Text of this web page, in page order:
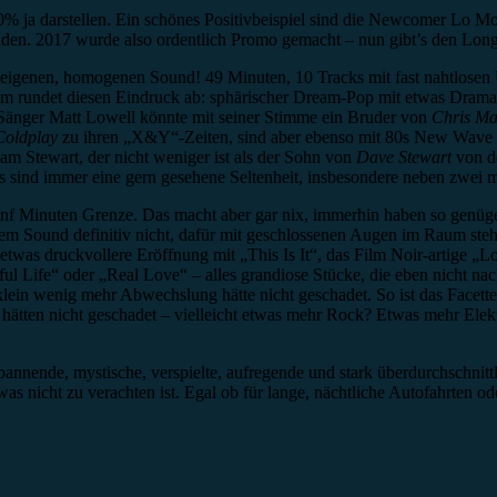
ja darstellen. Ein schönes Positivbeispiel sind die Newcomer Lo
2017 wurde also ordentlich Promo gemacht – nun gibt’s den
homogenen Sound! 49 Minuten, 10 Tracks mit fast
rundet diesen Eindruck ab: sphärischer Dream-Pop mit etwas
Matt Lowell könnte mit seiner Stimme ein Bruder von Chris
zu ihren „X&Y“-Zeiten, sind aber ebenso mit 80s New
Stewart, der nicht weniger ist als der Sohn von Dave Stewartvon
immer eine gern gesehene Seltenheit, insbesondere neben zwei
Grenze. Das macht aber gar nix, immerhin haben so
Sound definitiv nicht, dafür mit geschlossenen Augen im Raum
druckvollere Eröffnung mit „This Is It“, das Film Noir-artige
Life“ oder „Real Love“ – alles grandiose Stücke, die eben nicht
wenig mehr Abwechslung hätte nicht geschadet. So ist das
nicht geschadet – vielleicht etwas mehr Rock? Etwas mehr
mystische, verspielte, aufregende und stark
nicht zu verachten ist. Egal ob für lange, nächtliche Autofahrten